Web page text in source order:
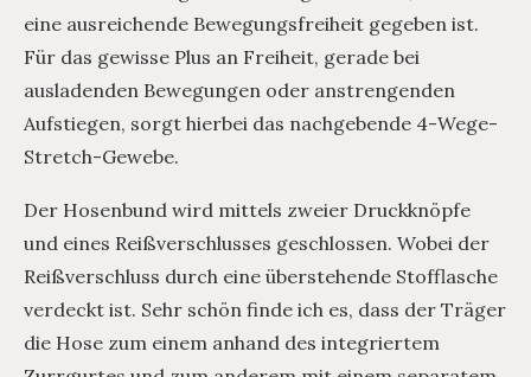
eine ausreichende Bewegungsfreiheit gegeben ist.
Für das gewisse Plus an Freiheit, gerade bei
ausladenden Bewegungen oder anstrengenden
Aufstiegen, sorgt hierbei das nachgebende 4-Wege-
Stretch-Gewebe.
Der Hosenbund wird mittels zweier Druckknöpfe
und eines Reißverschlusses geschlossen. Wobei der
Reißverschluss durch eine überstehende Stofflasche
verdeckt ist. Sehr schön finde ich es, dass der Träger
die Hose zum einem anhand des integriertem